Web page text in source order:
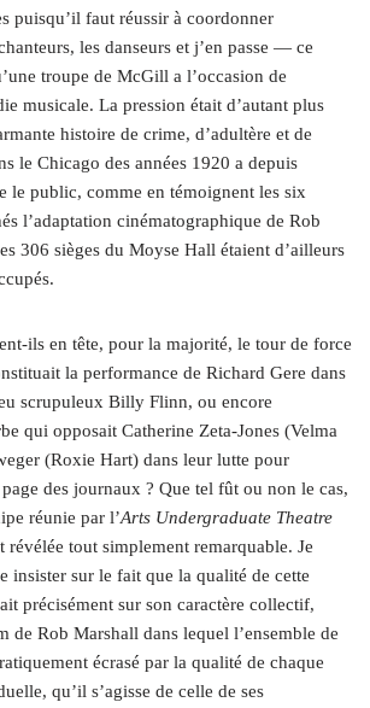
puisqu’il faut réussir à coordonner
les danseurs et j’en passe — ce
troupe de McGill a l’occasion de
musicale. La pression était d’autant plus
histoire de crime, d’adultère et de
le Chicago des années 1920 a depuis
le public, comme en témoignent les six
l’adaptation cinématographique de Rob
306 sièges du Moyse Hall étaient d’ailleurs
ils en tête, pour la majorité, le tour de force
la performance de Richard Gere dans
scrupuleux Billy Flinn, ou encore
qui opposait Catherine Zeta-Jones (Velma
(Roxie Hart) dans leur lutte pour
des journaux ? Que tel fût ou non le cas,
réunie par l’Arts Undergraduate Theatre
révélée tout simplement remarquable. Je
insister sur le fait que la qualité de cette
précisément sur son caractère collectif,
de Rob Marshall dans lequel l’ensemble de
écrasé par la qualité de chaque
qu’il s’agisse de celle de ses